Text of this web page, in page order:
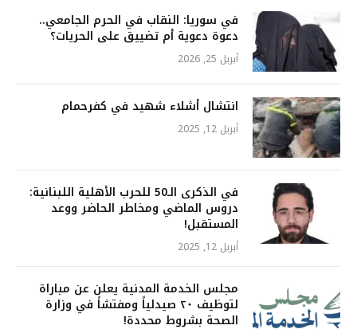
في سوريا: النقاب في الحرم الجامعي..
دعوة دعوية أم تضييق على الحريات؟
أبريل 25, 2026
انتشال أشلاء شهيد في كفرحمام
أبريل 12, 2025
في الذكرى الـ50 للحرب الأهلية اللبنانية:
دروس الماضي ومخاطر الحاضر ووعد
المستقبل!
أبريل 12, 2025
مجلس الخدمة المدنية يعلن عن مباراة
لتوظيف ٢٠ صيدلياً ومفتشاً في وزارة
الصحة بشروط محددة!